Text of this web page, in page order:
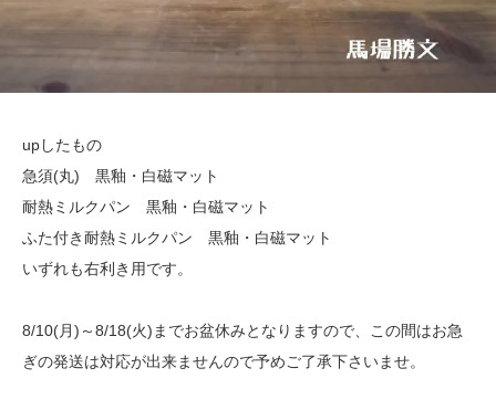
upしたもの
急須(丸) 黒釉・白磁マット
耐熱ミルクパン 黒釉・白磁マット
ふた付き耐熱ミルクパン 黒釉・白磁マット
いずれも右利き用です。
8/10(月)～8/18(火)までお盆休みとなりますので、この間はお急
ぎの発送は対応が出来ませんので予めご了承下さいませ。